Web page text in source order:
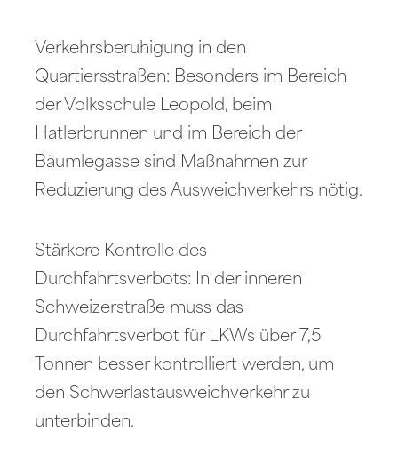
Verkehrsberuhigung in den
Quartiersstraßen: Besonders im Bereich
der Volksschule Leopold, beim
Hatlerbrunnen und im Bereich der
Bäumlegasse sind Maßnahmen zur
Reduzierung des Ausweichverkehrs nötig.
Stärkere Kontrolle des
Durchfahrtsverbots: In der inneren
Schweizerstraße muss das
Durchfahrtsverbot für LKWs über 7,5
Tonnen besser kontrolliert werden, um
den Schwerlastausweichverkehr zu
unterbinden.